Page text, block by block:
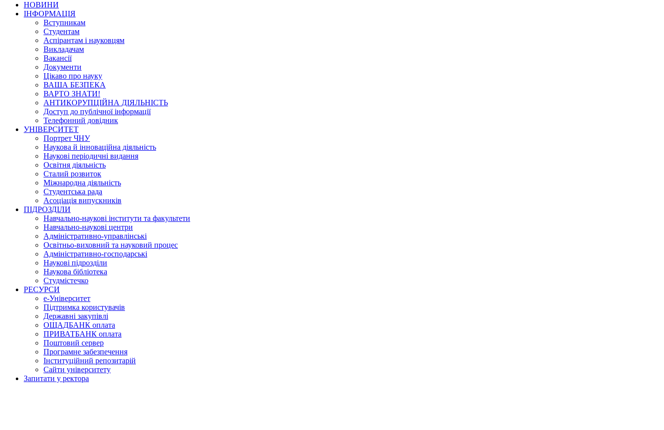
НОВИНИ
ІНФОРМАЦІЯ
Вступникам
Студентам
Аспірантам і науковцям
Викладачам
Вакансії
Документи
Цікаво про науку
ВАША БЕЗПЕКА
ВАРТО ЗНАТИ!
АНТИКОРУПЦІЙНА ДІЯЛЬНІСТЬ
Доступ до публічної інформації
Телефонний довідник
УНІВЕРСИТЕТ
Портрет ЧНУ
Наукова й інноваційна діяльність
Наукові періодичні видання
Освітня діяльність
Сталий розвиток
Міжнародна діяльність
Студентська рада
Асоціація випускників
ПІДРОЗДІЛИ
Навчально-наукові інститути та факультети
Навчально-наукові центри
Адміністративно-управлінські
Освітньо-виховний та науковий процес
Адміністративно-господарські
Наукові підрозділи
Наукова бібліотека
Студмістечко
РЕСУРСИ
е-Університет
Підтримка користувачів
Державні закупівлі
ОЩАДБАНК оплата
ПРИВАТБАНК оплата
Поштовий сервер
Програмне забезпечення
Інституційний репозитарій
Сайти університету
Запитати у ректора